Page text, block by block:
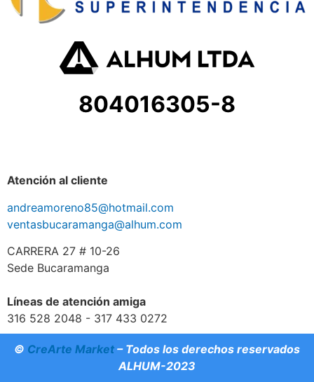
804016305-8
Atención al cliente
andreamoreno85@hotmail.com
ventasbucaramanga@alhum.com
CARRERA 27 # 10-26
Sede Bucaramanga
Líneas de atención amiga
316 528 2048 - 317 433 0272
© CreArte Market – Todos los derechos reservados
ALHUM-2023